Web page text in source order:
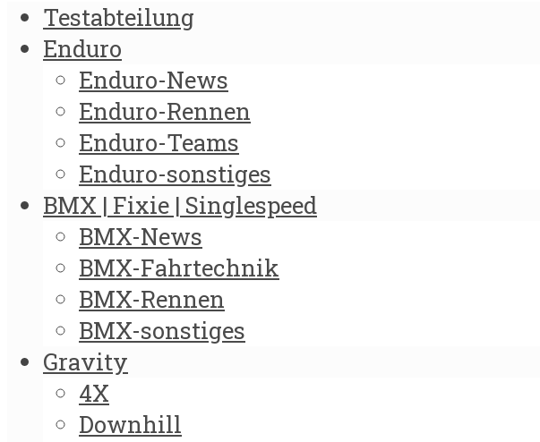
Testabteilung
Enduro
Enduro-News
Enduro-Rennen
Enduro-Teams
Enduro-sonstiges
BMX | Fixie | Singlespeed
BMX-News
BMX-Fahrtechnik
BMX-Rennen
BMX-sonstiges
Gravity
4X
Downhill